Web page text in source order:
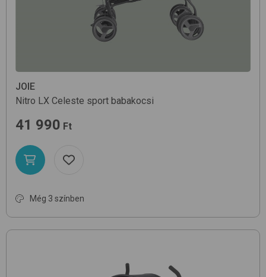
JOIE
Nitro LX Celeste sport babakocsi
41 990 Ft
Még 3 színben